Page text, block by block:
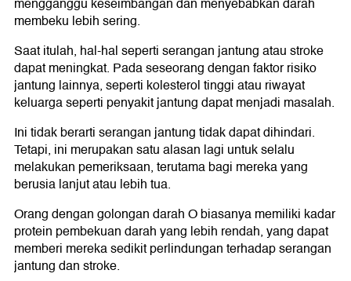
mengganggu keseimbangan dan menyebabkan darah
membeku lebih sering.
Saat itulah, hal-hal seperti serangan jantung atau stroke
dapat meningkat. Pada seseorang dengan faktor risiko
jantung lainnya, seperti kolesterol tinggi atau riwayat
keluarga seperti penyakit jantung dapat menjadi masalah.
Ini tidak berarti serangan jantung tidak dapat dihindari.
Tetapi, ini merupakan satu alasan lagi untuk selalu
melakukan pemeriksaan, terutama bagi mereka yang
berusia lanjut atau lebih tua.
Orang dengan golongan darah O biasanya memiliki kadar
protein pembekuan darah yang lebih rendah, yang dapat
memberi mereka sedikit perlindungan terhadap serangan
jantung dan stroke.